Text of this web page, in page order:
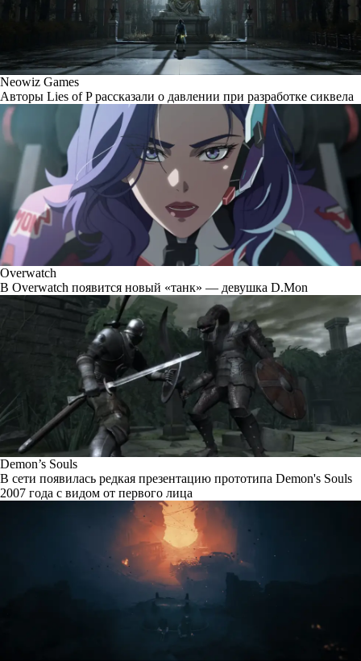
Neowiz Games
Авторы Lies of P рассказали о давлении при разработке сиквела
Overwatch
В Overwatch появится новый «танк» — девушка D.Mon
Demon’s Souls
В сети появилась редкая презентацию прототипа Demon's Souls
2007 года с видом от первого лица